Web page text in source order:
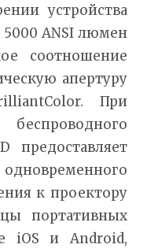
устройства
5000 ANSI люмен
соотношение
апертуру
При
предоставляет
к проектору
портативных
iOS и Android,